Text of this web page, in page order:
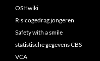
OSHwiki
Risicogedrag jongeren
Safety with a smile
statistische gegevens CBS
VCA